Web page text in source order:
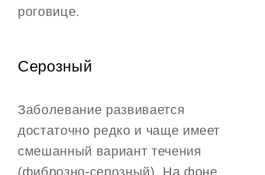
роговице.
Серозный
Заболевание развивается
достаточно редко и чаще имеет
смешанный вариант течения
(фиброзно-серозный). На фоне